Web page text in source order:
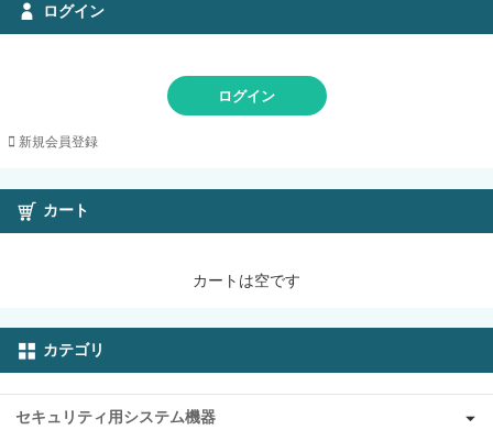
ログイン
ログイン
新規会員登録
カート
カートは空です
カテゴリ
セキュリティ用システム機器